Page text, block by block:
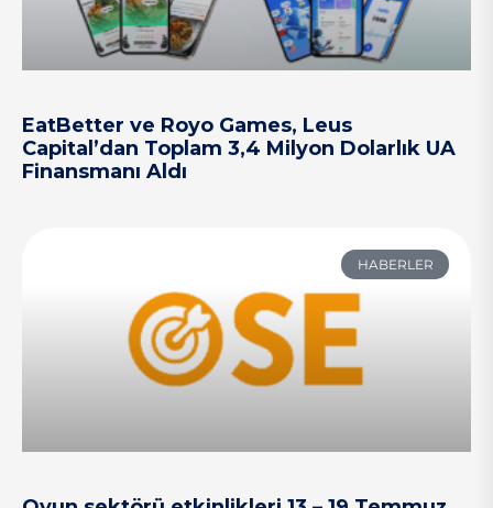
EatBetter ve Royo Games, Leus
Capital’dan Toplam 3,4 Milyon Dolarlık UA
Finansmanı Aldı
HABERLER